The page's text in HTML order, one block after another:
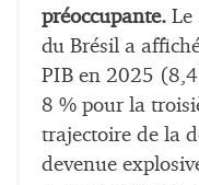
préoccupante. Le
du Brésil a
PIB en 2025
8 % pour la
trajectoire de la
devenue